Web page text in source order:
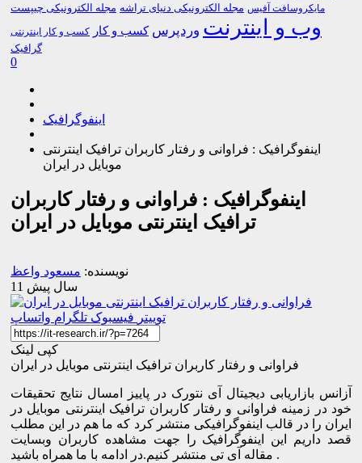
مایکروسافت آفیس مجله الکترونیکی دنیای تراشه مجله الکترونیکی چیپست
وب و اینترنت وردپرس کسب و کار کسب و کار اینترنتی
گرافیک
0
اینفوگرافیک
اینفوگرافیک : فراوانی و رفتار کاربران ترافیک اینترنتی
موبایل در ایران
اینفوگرافیک : فراوانی و رفتار کاربران
ترافیک اینترنتی موبایل در ایران
نویسنده: مسعود واعظ
11 سال پیش
توییتر فیسبوک تلگرام واتساپ
کپی لینک
فراوانی و رفتار کاربران ترافیک اینترنتی موبایل در ایران
آزانس بازاریابی دیجیتال آی نتورک در پاییز امسال نتایج تحقیقات
خود در زمینه فراوانی و رفتار کاربران ترافیک اینترنتی موبایل در
ایران را در قالب اینفوگرافیکی منتشر کرد که ما هم در این مطلب
قصد داریم این اینفوگرافیک را جهت مشاهده کاربران وبسایت
مقاله آی تی منتشر کنیم.در ادامه با ما همراه باشید.